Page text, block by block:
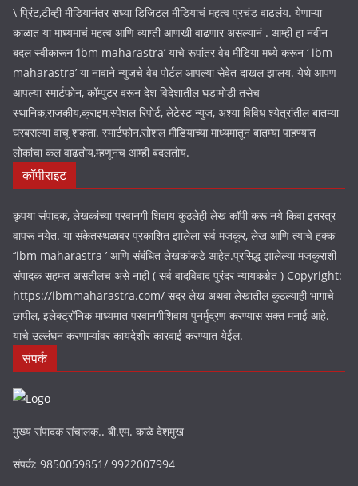
\ प्रिंट,टीव्ही मीडियानंतर सध्या डिजिटल मीडियाचं महत्व प्रचंड वाढलंय. येणाऱ्या
काळात या माध्यमाचं महत्व आणि व्याप्ती आणखी वाढणार असल्यानं . आम्ही हा नवीन
बदल स्वीकारून ‘ibm maharastra’ याचे रूपांतर वेब मीडिया मध्ये करून ‘ ibm
maharastra’ या नावाने न्युजचे वेब पोर्टल आपल्या सेवेत दाखल झालय. येथे आपण
आपल्या स्मार्टफोन, कॉम्पुटर वरून देश विदेशातील घडामोडी तसेच
स्थानिक,राजकीय,क्राइम,स्पेशल रिपोर्ट, लेटेस्ट न्युज, अश्या विविध श्येत्रांतील बातम्या
घरबसल्या वाचू शकता. स्मार्टफोन,सोशल मीडियाच्या माध्यमातून बातम्या पाहण्यात
लोकांचा कल वाढतोय,म्हणूनच आम्ही बदलतोय.
कॉपीराइट
कृपया संपादक, लेखकांच्या परवानगी शिवाय कुठलेही लेख कॉपी करू नये किवा इतरत्र
वापरू नयेत. या संकेतस्थळावर प्रकाशित झालेला सर्व मजकूर, लेख आणि त्याचे हक्क
‘‘ibm maharastra ’ आणि संबंधित लेखकांकडे आहेत.प्रसिद्ध झालेल्या मजकुराशी
संपादक सहमत असतीलच असे नाही ( सर्व वादविवाद पुरंदर न्यायकक्षेत ) Copyright:
https://ibmmaharastra.com/ सदर लेख अथवा लेखातील कुठल्याही भागाचे
छापील, इलेक्ट्रॉनिक माध्यमात परवानगीशिवाय पुनर्मुद्रण करण्यास सक्त मनाई आहे.
याचे उल्लंघन करणाऱ्यांवर कायदेशीर कारवाई करण्यात येईल.
संपर्क
मुख्य संपादक संचालक.. बी.एम. काळे देशमुख
संपर्क: 9850059851/ 9922007994